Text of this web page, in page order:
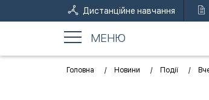
Дистанційне навчання
МЕНЮ
Головна Новини Події